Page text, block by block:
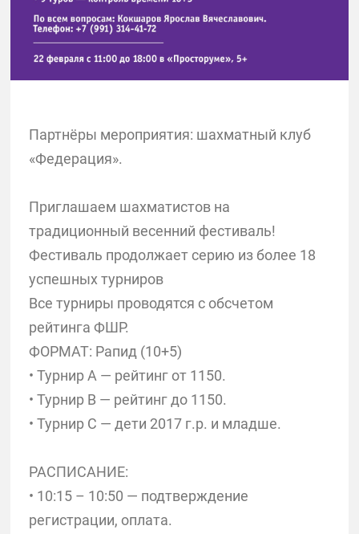
Партнёры мероприятия: шахматный клуб
«Федерация».
Приглашаем шахматистов на
традиционный весенний фестиваль!
Фестиваль продолжает серию из более 18
успешных турниров
Все турниры проводятся с обсчетом
рейтинга ФШР.
ФОРМАТ: Рапид (10+5)
• Турнир А — рейтинг от 1150.
• Турнир B — рейтинг до 1150.
• Турнир C — дети 2017 г.р. и младше.
РАСПИСАНИЕ:
• 10:15 – 10:50 — подтверждение
регистрации, оплата.